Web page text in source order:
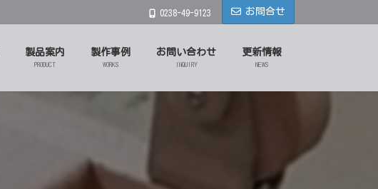
0238-49-9123 お問合せ
製品案内
PRODUCT
製作事例
WORKS
お問い合わせ
INQUIRY
更新情報
NEWS